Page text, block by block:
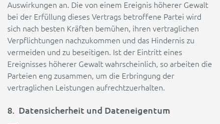
Auswirkungen an. Die von einem Ereignis höherer Gewalt
bei der Erfüllung dieses Vertrags betroffene Partei wird
sich nach besten Kräften bemühen, ihren vertraglichen
Verpflichtungen nachzukommen und das Hindernis zu
vermeiden und zu beseitigen. Ist der Eintritt eines
Ereignisses höherer Gewalt wahrscheinlich, so arbeiten die
Parteien eng zusammen, um die Erbringung der
vertraglichen Leistungen aufrechtzuerhalten.
8. Datensicherheit und Dateneigentum